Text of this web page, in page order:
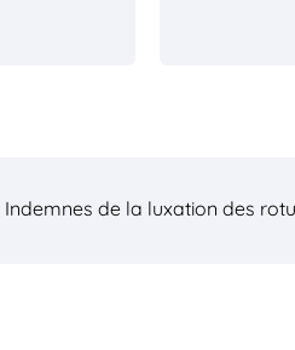
Indemnes de la luxation des